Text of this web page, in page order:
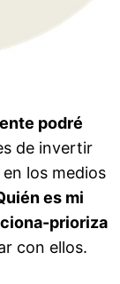
podré
de invertir
los medios
es mi
prioriza
con ellos.